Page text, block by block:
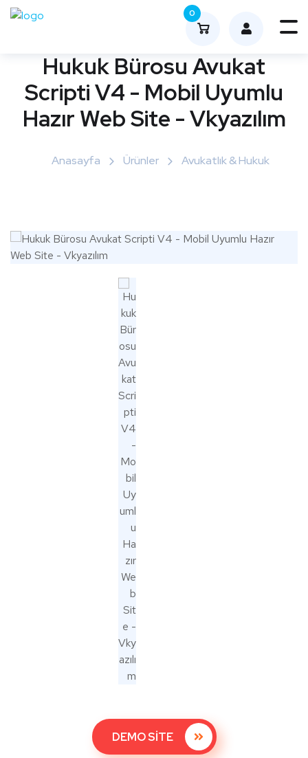
0
Me
Hukuk Bürosu Avukat
Scripti V4 - Mobil Uyumlu
Hazır Web Site - Vkyazılım
Anasayfa Ürünler Avukatlık & Hukuk
DEMO SİTE